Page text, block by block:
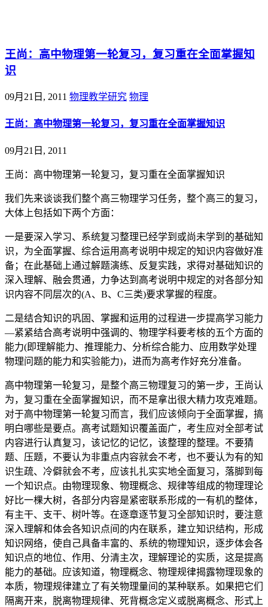
王尚：高中物理第一轮复习，复习重在全面掌握知
识
09月21日, 2011 物理教学研究 物理
王尚：高中物理第一轮复习，复习重在全面掌握知识
09月21日, 2011
王尚：高中物理第一轮复习，复习重在全面掌握知识
我们先来谈谈我们整个高三物理学习任务，整个高三的复习，
大体上包括如下两个方面：
一是要深入学习、系统复习整理已经学到或尚未学到的基础知
识，为全面掌握、综合运用高考说明中规定的知识内容做好准
备；在此基础上通过解题演练、反复实践，求得对基础知识的
深入理解、融会贯通，力争达到高考说明中规定的对各部分知
识内容不同层次的(A、B、C三类)要求掌握的程度。
二是结合知识的巩固、掌握和运用的过程进一步提高学习能力
—紧紧结合高考说明中强调的、物理学科要考核的五个方面的
能力(即理解能力、推理能力、分析综合能力、应用数学处理
物理问题的能力和实验能力)，进而为高考作好充分准备。
高中物理第一轮复习，是整个高三物理复习的第一步，王尚认
为，复习重在全面掌握知识，而不是拿出很大精力攻克难题。
对于高中物理第一轮复习而言，我们应该倾向于全面掌握，搞
明白哪些是要点。高考试题知识覆盖面广，考生应对全部考试
内容进行认真复习，该记忆的记忆，该整理的整理。不要猜
题、压题，不要认为非重点内容就会不考，也不要认为有的知
识生疏、冷僻就会不考，应该扎扎实实地全面复习，落脚到每
一个知识点。由物理现象、物理概念、规律等组成的物理理论
好比一棵大树，各部分内容是紧密联系形成的一有机的整体，
有主干、支干、树叶等。在逐章逐节复习全部知识时，要注意
深入理解和体会各知识点间的内在联系，建立知识结构，形成
知识网络，使自己具备丰富的、系统的物理知识，逐步体会各
知识点的地位、作用、分清主次，理解理论的实质，这是提高
能力的基础。应该知道，物理概念、物理规律揭露物理现象的
本质，物理规律建立了有关物理量间的某种联系。如果把它们
隔离开来，脱离物理规律、死背概念定义或脱离概念、形式上